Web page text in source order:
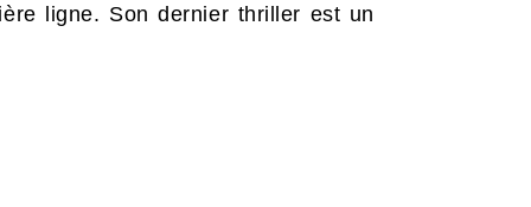
ligne. Son dernier thriller est un